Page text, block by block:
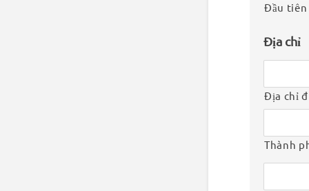
Đầu tiên
Địa chỉ
Địa chỉ
Thành